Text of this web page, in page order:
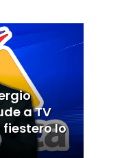
a TV
fiestero lo